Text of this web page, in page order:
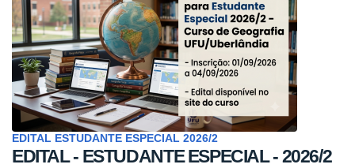
EDITAL ESTUDANTE ESPECIAL 2026/2
EDITAL - ESTUDANTE ESPECIAL - 2026/2